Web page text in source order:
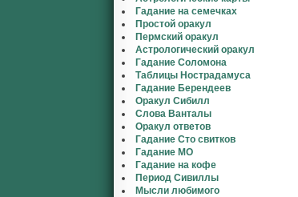
Гадание на семечках
Простой оракул
Пермский оракул
Астрологический оракул
Гадание Соломона
Таблицы Нострадамуса
Гадание Берендеев
Оракул Сибилл
Слова Ванталы
Оракул ответов
Гадание Сто свитков
Гадание МО
Гадание на кофе
Период Сивиллы
Мысли любимого